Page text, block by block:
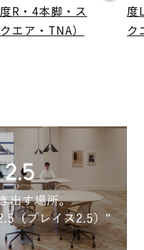
度R・4本脚・ス
クエア・TNA）
度
ク